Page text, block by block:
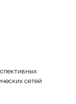
сетей